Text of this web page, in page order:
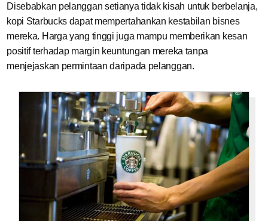
Disebabkan pelanggan setianya tidak kisah untuk berbelanja,
kopi Starbucks dapat mempertahankan kestabilan bisnes
mereka. Harga yang tinggi juga mampu memberikan kesan
positif terhadap margin keuntungan mereka tanpa
menjejaskan permintaan daripada pelanggan.